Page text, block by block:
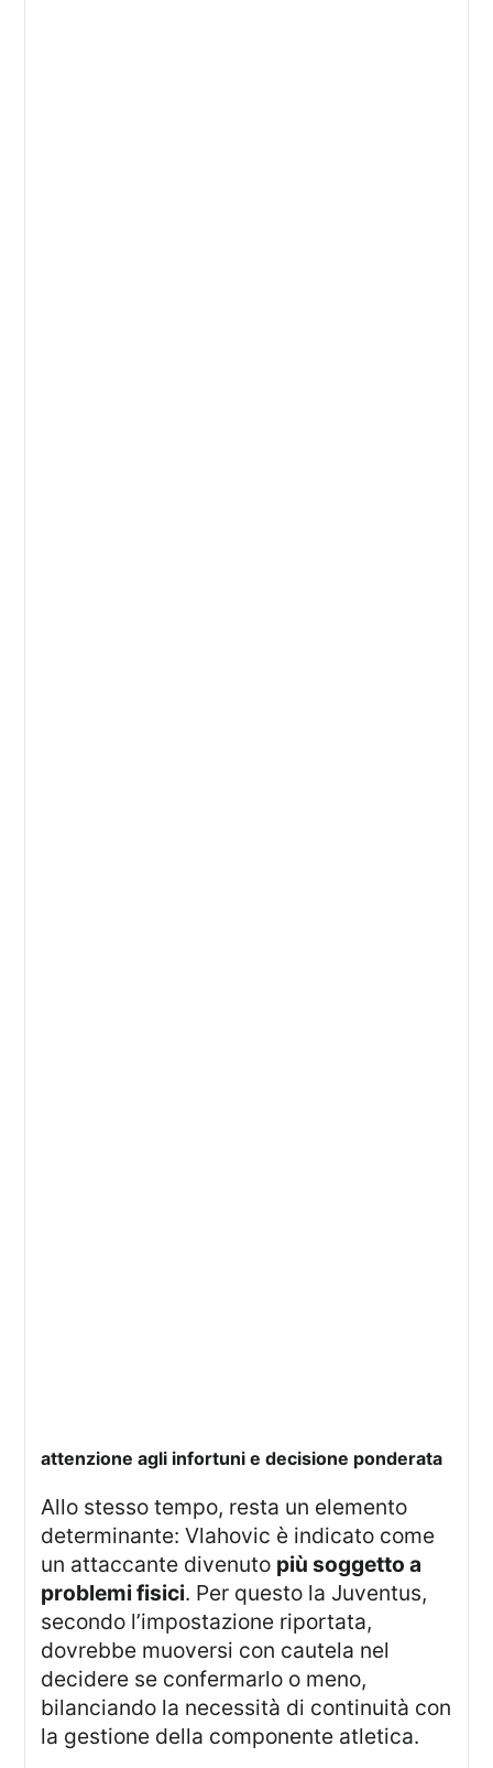
attenzione agli infortuni e decisione ponderata
Allo stesso tempo, resta un elemento
determinante: Vlahovic è indicato come
un attaccante divenuto più soggetto a
problemi fisici. Per questo la Juventus,
secondo l’impostazione riportata,
dovrebbe muoversi con cautela nel
decidere se confermarlo o meno,
bilanciando la necessità di continuità con
la gestione della componente atletica.